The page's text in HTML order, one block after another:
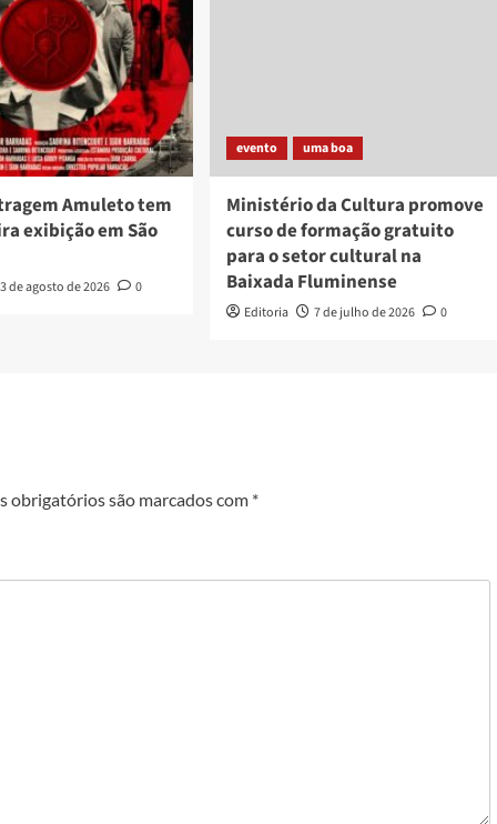
Amuleto tem
exibição em São
3 de agosto de 2026 0
evento uma boa
Ministério da Cultura promove
curso de formação gratuito
para o setor cultural na
Baixada Fluminense
Editoria 7 de julho de 2026 0
obrigatórios são marcados com *